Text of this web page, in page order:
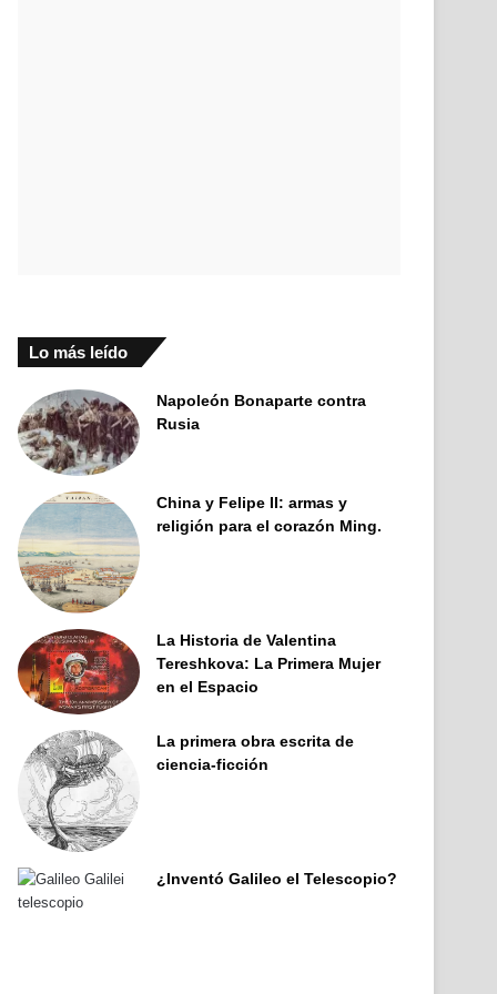
Lo más leído
Napoleón Bonaparte contra
Rusia
China y Felipe II: armas y
religión para el corazón Ming.
La Historia de Valentina
Tereshkova: La Primera Mujer
en el Espacio
La primera obra escrita de
ciencia-ficción
¿Inventó Galileo el Telescopio?